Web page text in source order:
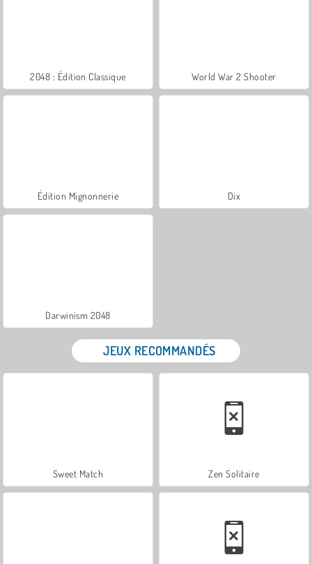
2048 : Édition Classique World War 2 Shooter
Édition Mignonnerie Dix
Darwinism 2048
JEUX RECOMMANDÉS
Sweet Match Zen Solitaire